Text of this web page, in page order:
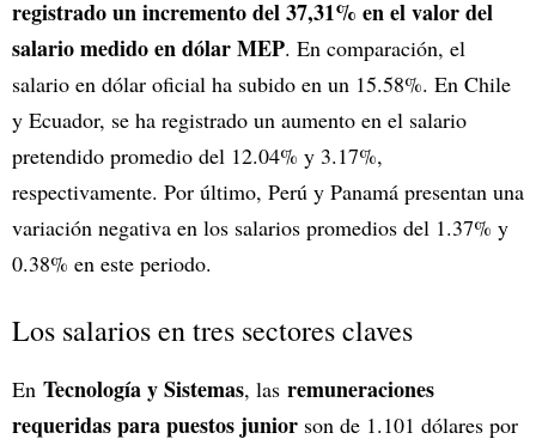
registrado un incremento del 37,31% en el valor del
salario medido en dólar MEP. En comparación, el
salario en dólar oficial ha subido en un 15.58%. En Chile
y Ecuador, se ha registrado un aumento en el salario
pretendido promedio del 12.04% y 3.17%,
respectivamente. Por último, Perú y Panamá presentan una
variación negativa en los salarios promedios del 1.37% y
0.38% en este periodo.
Los salarios en tres sectores claves
En Tecnología y Sistemas, las remuneraciones
requeridas para puestos junior son de 1.101 dólares por